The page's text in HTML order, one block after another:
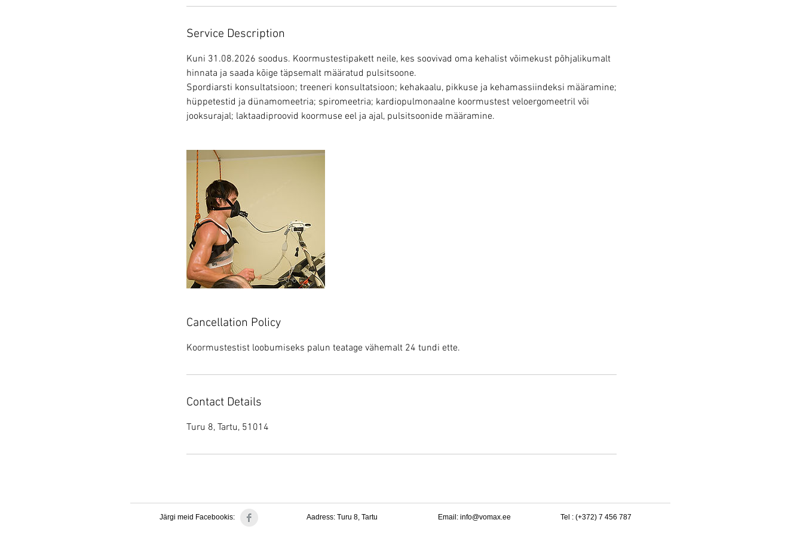
Service Description
Kuni 31.08.2026 soodus. Koormustestipakett neile, kes soovivad oma kehalist võimekust põhjalikumalt
hinnata ja saada kõige täpsemalt määratud pulsitsoone.
Spordiarsti konsultatsioon; treeneri konsultatsioon; kehakaalu, pikkuse ja kehamassiindeksi määramine;
hüppetestid ja dünamomeetria; spiromeetria; kardiopulmonaalne koormustest veloergomeetril või
jooksurajal; laktaadiproovid koormuse eel ja ajal, pulsitsoonide määramine.
Cancellation Policy
Koormustestist loobumiseks palun teatage vähemalt 24 tundi ette.
Contact Details
Turu 8, Tartu, 51014
Järgi meid Facebookis: Aadress: Turu 8, Tartu Email: info@vomax.ee Tel : (+372) 7 456 787